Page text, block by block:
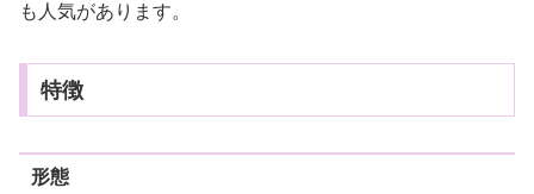
も人気があります。
特徴
形態